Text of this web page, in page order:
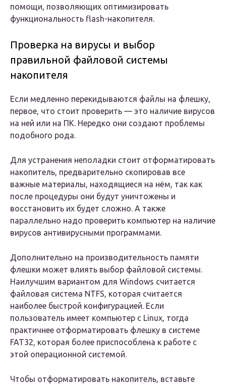
помощи, позволяющих оптимизировать
функциональность flash-накопителя.
Проверка на вирусы и выбор
правильной файловой системы
накопителя
Если медленно перекидываются файлы на флешку,
первое, что стоит проверить — это наличие вирусов
на ней или на ПК. Нередко они создают проблемы
подобного рода.
Для устранения неполадки стоит отформатировать
накопитель, предварительно скопировав все
важные материалы, находящиеся на нём, так как
после процедуры они будут уничтожены и
восстановить их будет сложно. А также
параллельно надо проверить компьютер на наличие
вирусов антивирусными программами.
Дополнительно на производительность памяти
флешки может влиять выбор файловой системы.
Наилучшим вариантом для Windows считается
файловая система NTFS, которая считается
наиболее быстрой конфигурацией. Если
пользователь имеет компьютер с Linux, тогда
практичнее отформатировать флешку в системе
FAT32, которая более приспособлена к работе с
этой операционной системой.
Чтобы отформатировать накопитель, вставьте